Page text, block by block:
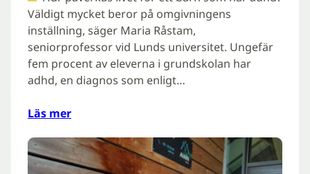
Väldigt mycket beror på omgivningens
inställning, säger Maria Råstam,
seniorprofessor vid Lunds universitet. Ungefär
fem procent av eleverna i grundskolan har
adhd, en diagnos som enligt…
Läs mer